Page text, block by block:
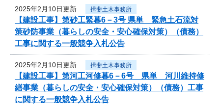
2025年2月10日更新 揖斐土木事務所
【建設工事】第砂工緊暮6－3号 県単 緊急土石流対
策砂防事業（暮らしの安全・安心確保対策）（債務）
工事に関する一般競争入札公告
2025年2月10日更新 揖斐土木事務所
【建設工事】第河工河修暮6－6号 県単 河川維持修
繕事業（暮らしの安全・安心確保対策）（債務）工事
に関する一般競争入札公告